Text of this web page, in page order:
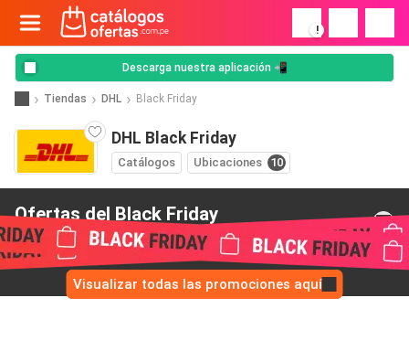
!
Descarga nuestra aplicación 📲
Tiendas DHL Black Friday
DHL Black Friday
Catálogos Ubicaciones 10
Ofertas del Black Friday
de DHL
Visualizar todas las promociones aquí